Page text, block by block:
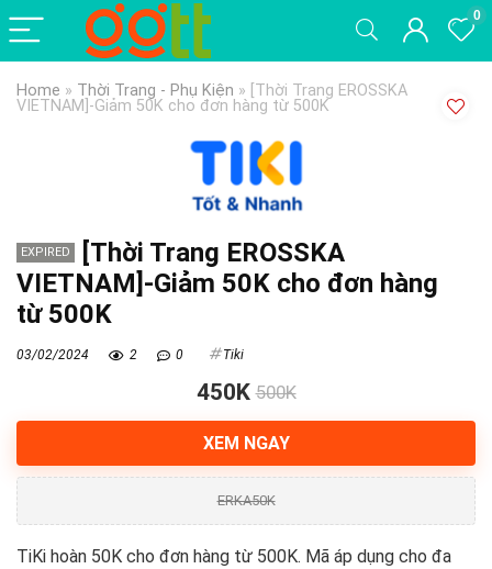
0
Home » Thời Trang - Phụ Kiện » [Thời Trang EROSSKA
VIETNAM]-Giảm 50K cho đơn hàng từ 500K
EXPIRED
[Thời Trang EROSSKA
VIETNAM]-Giảm 50K cho đơn hàng
từ 500K
03/02/2024 2 0 Tiki
450K 500K
XEM NGAY
ERKA50K
TiKi hoàn 50K cho đơn hàng từ 500K. Mã áp dụng cho đa